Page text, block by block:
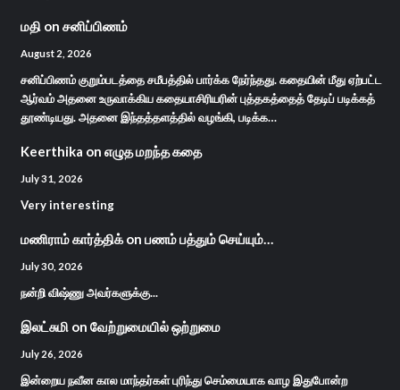
மதி on சனிப்பிணம்
August 2, 2026
சனிப்பிணம் குறும்படத்தை சமீபத்தில் பார்க்க நேர்ந்தது. கதையின் மீது ஏற்பட்ட
ஆர்வம் அதனை உருவாக்கிய கதையாசிரியரின் புத்தகத்தைத் தேடிப் படிக்கத்
தூண்டியது. அதனை இந்தத்தளத்தில் வழங்கி, படிக்க…
Keerthika on எழுத மறந்த கதை
July 31, 2026
Very interesting
மணிராம் கார்த்திக்on பணம் பத்தும் செய்யும்…
July 30, 2026
நன்றி விஷ்ணு அவர்களுக்கு...
இலட்சுமி on வேற்றுமையில் ஒற்றுமை
July 26, 2026
இன்றைய நவீன கால மாந்தர்கள் புரிந்து செம்மையாக வாழ இதுபோன்ற